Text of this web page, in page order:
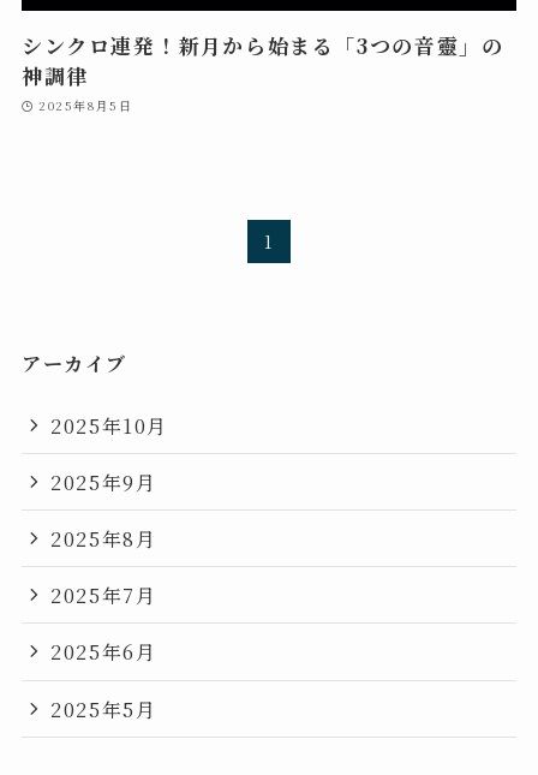
シンクロ連発！新月から始まる「3つの音靈」の
神調律
2025年8月5日
1
アーカイブ
2025年10月
2025年9月
2025年8月
2025年7月
2025年6月
2025年5月